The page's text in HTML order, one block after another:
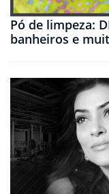
Pó de limpeza:
banheiros e